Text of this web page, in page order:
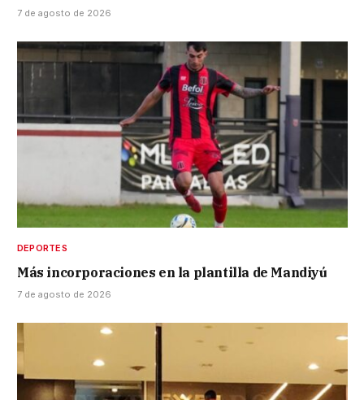
7 de agosto de 2026
DEPORTES
Más incorporaciones en la plantilla de Mandiyú
7 de agosto de 2026